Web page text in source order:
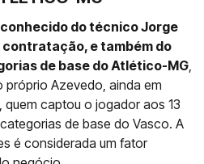
do técnico Jorge
contratação, e também do
de base do Atlético-MG,
próprio Azevedo, ainda em
captou o jogador aos 13
de base do Vasco. A
é considerada um fator